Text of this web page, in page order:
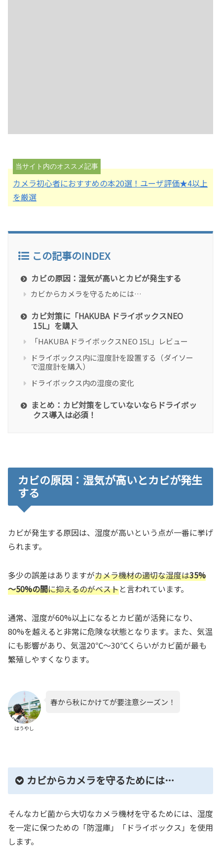
カメラ初心者におすすめの本20選！ユーザ評価★4以上
を厳選
この記事のINDEX
カビの原因：湿気が高いとカビが発生する
カビからカメラを守るためには…
カビ対策に「HAKUBA ドライボックスNEO
15L」を購入
「HAKUBA ドライボックスNEO 15L」レビュー
ドライボックス内に湿度計を設置する（ダイソー
で湿度計を購入）
ドライボックス内の湿度の変化
まとめ：カビ対策をしていないならドライボッ
クス導入は必須！
カビの原因：湿気が高いとカビが発生
する
カビが発生する原因は、湿度が高いという点が一番に挙げ
られます。
多少の誤差はありますがカメラ機材の適切な湿度は35%
～50%の間に抑えるのがベストと言われています。
通常、湿度が60%以上になるとカビ菌が活発になり、
80%を越えると非常に危険な状態となります。また、気温
にも影響があり、気温20℃～30℃くらいがカビ菌が最も
繁殖しやすくなります。
はうやし
春から秋にかけてが要注意シーズン！
カビからカメラを守るためには…
そんなカビ菌から大切なカメラ機材を守るためには、湿度
を一定に保つための 「防湿庫」「ドライボックス」を使用
します。